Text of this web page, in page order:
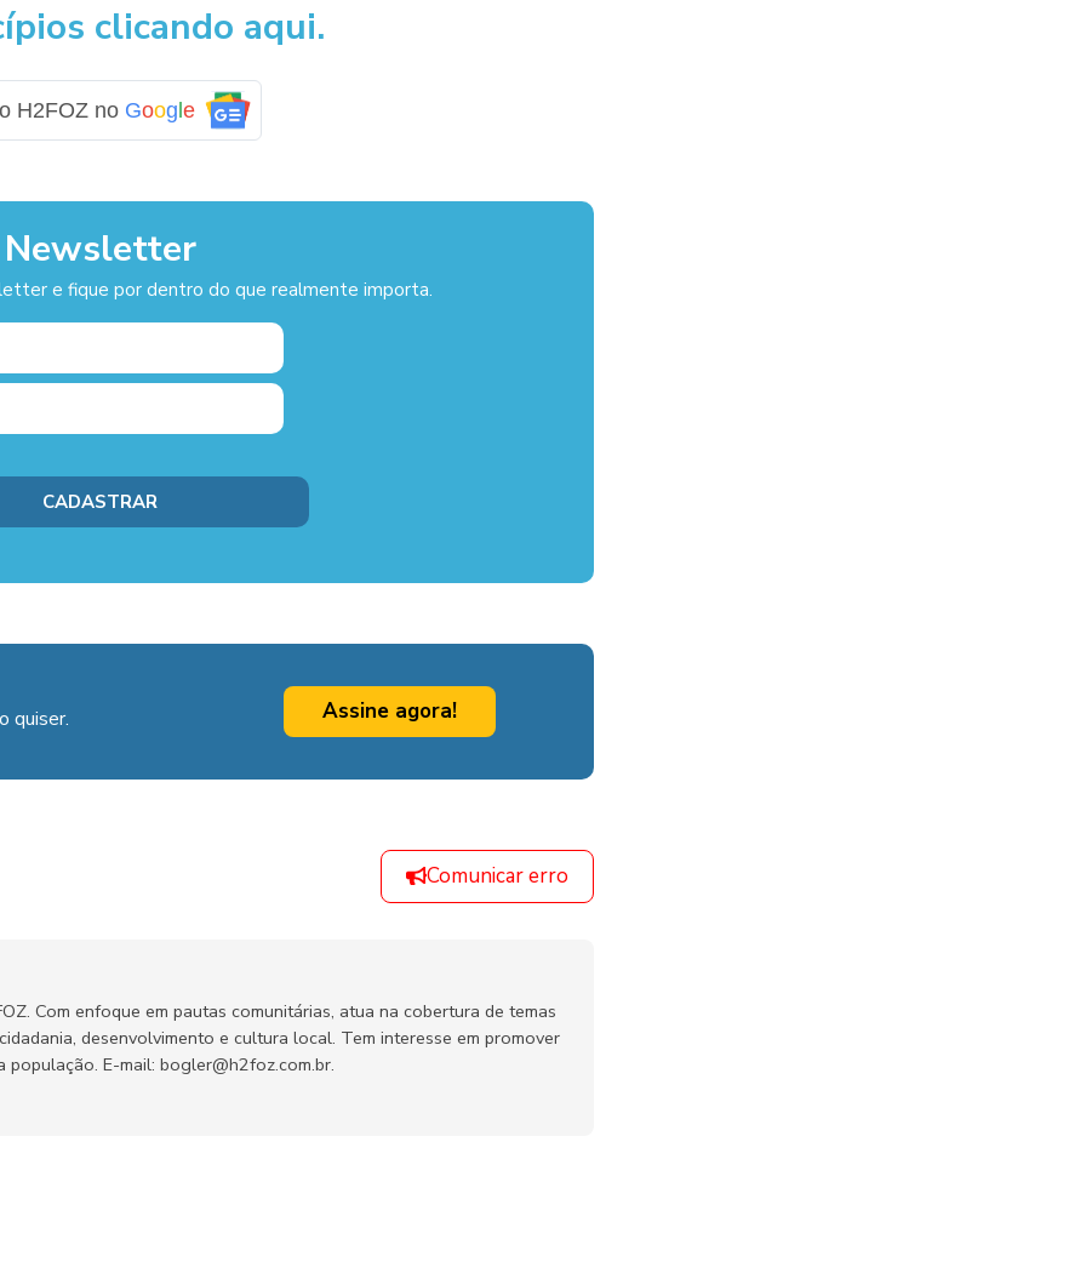
clicando aqui.
H2FOZ no Google
Newsletter
e fique por dentro do que realmente importa.
quiser. Assine agora!
Comunicar erro
Com enfoque em pautas comunitárias, atua na cobertura de temas
desenvolvimento e cultura local. Tem interesse em promover
E-mail: bogler@h2foz.com.br.